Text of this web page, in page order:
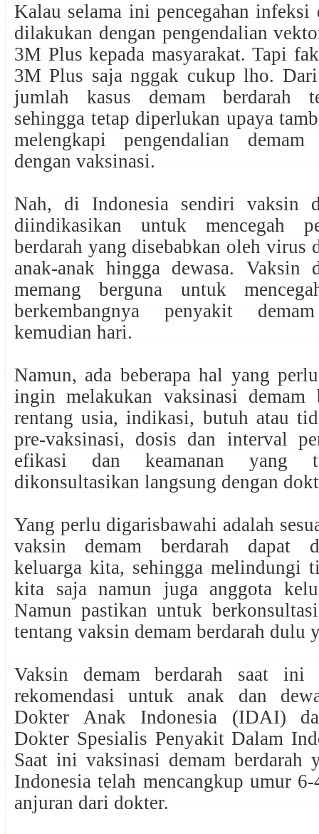
Kalau selama ini pencegahan infeksi
dilakukan dengan pengendalian
3M Plus kepada masyarakat. Tapi
3M Plus saja nggak cukup lho.
jumlah kasus demam berdarah
sehingga tetap diperlukan upaya
melengkapi pengendalian
dengan vaksinasi.
Nah, di Indonesia sendiri vaksin
diindikasikan untuk mencegah
berdarah yang disebabkan oleh virus
anak-anak hingga dewasa. Vaksin
memang berguna untuk
berkembangnya penyakit
kemudian hari.
Namun, ada beberapa hal yang
ingin melakukan vaksinasi demam
rentang usia, indikasi, butuh atau
pre-vaksinasi, dosis dan interval
efikasi dan keamanan yang
dikonsultasikan langsung dengan
Yang perlu digarisbawahi adalah
vaksin demam berdarah dapat
keluarga kita, sehingga melindungi
kita saja namun juga anggota
Namun pastikan untuk
tentang vaksin demam berdarah dulu
Vaksin demam berdarah saat ini
rekomendasi untuk anak dan
Dokter Anak Indonesia (IDAI)
Dokter Spesialis Penyakit Dalam
Saat ini vaksinasi demam berdarah
Indonesia telah mencangkup umur
anjuran dari dokter.